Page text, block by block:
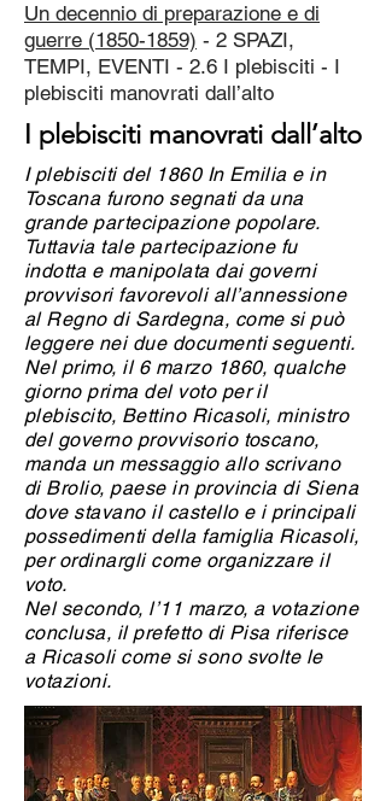
Un decennio di preparazione e di
guerre (1850-1859) - 2 SPAZI,
TEMPI, EVENTI - 2.6 I plebisciti - I
plebisciti manovrati dall’alto
I plebisciti manovrati dall’alto
I plebisciti del 1860 In Emilia e in
Toscana furono segnati da una
grande partecipazione popolare.
Tuttavia tale partecipazione fu
indotta e manipolata dai governi
provvisori favorevoli all’annessione
al Regno di Sardegna, come si può
leggere nei due documenti seguenti.
Nel primo, il 6 marzo 1860, qualche
giorno prima del voto per il
plebiscito, Bettino Ricasoli, ministro
del governo provvisorio toscano,
manda un messaggio allo scrivano
di Brolio, paese in provincia di Siena
dove stavano il castello e i principali
possedimenti della famiglia Ricasoli,
per ordinargli come organizzare il
voto.
Nel secondo, l’11 marzo, a votazione
conclusa, il prefetto di Pisa riferisce
a Ricasoli come si sono svolte le
votazioni.